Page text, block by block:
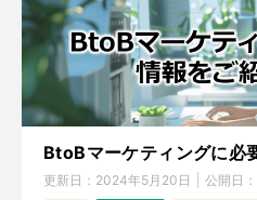
BtoBマーケティングに必
更新日： 2024年5月20日 公開日：